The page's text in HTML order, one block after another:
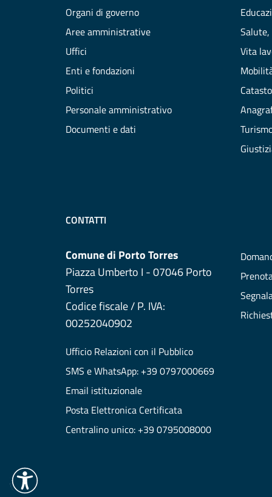
Organi di governo
Aree amministrative
Uffici
Enti e fondazioni
Politici
Personale amministrativo
Documenti e dati
Salute,
Vita
CONTATTI
Comune di Porto Torres
Piazza Umberto I - 07046 Porto
Torres
Codice fiscale / P. IVA:
00252040902
Ufficio Relazioni con il Pubblico
SMS e WhatsApp: +39 0797000669
Email istituzionale
Posta Elettronica Certificata
Centralino unico: +39 0795008000